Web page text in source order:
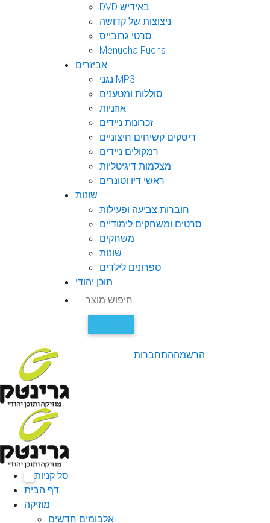
DVD באידיש
ניצוצות של קדושה
סרטי גרובייס
Menucha Fuchs
אביזרים
נגני MP3
סוללות ומטענים
אוזניות
זכרונות ניידים
דיסקים קשיחים חיצוניים
רמקולים ניידים
מצלמות דיגיטליות
ראשי דיו וטונרים
שונות
חוברות צביעה ופעילות
סרטים ומשחקים לימודיים
משחקים
שונות
ספרונים לילדים
תוכן יהודי
התחברותהרשמה
סל קניות
דף הבית
מוזיקה
אלבומים חדשים